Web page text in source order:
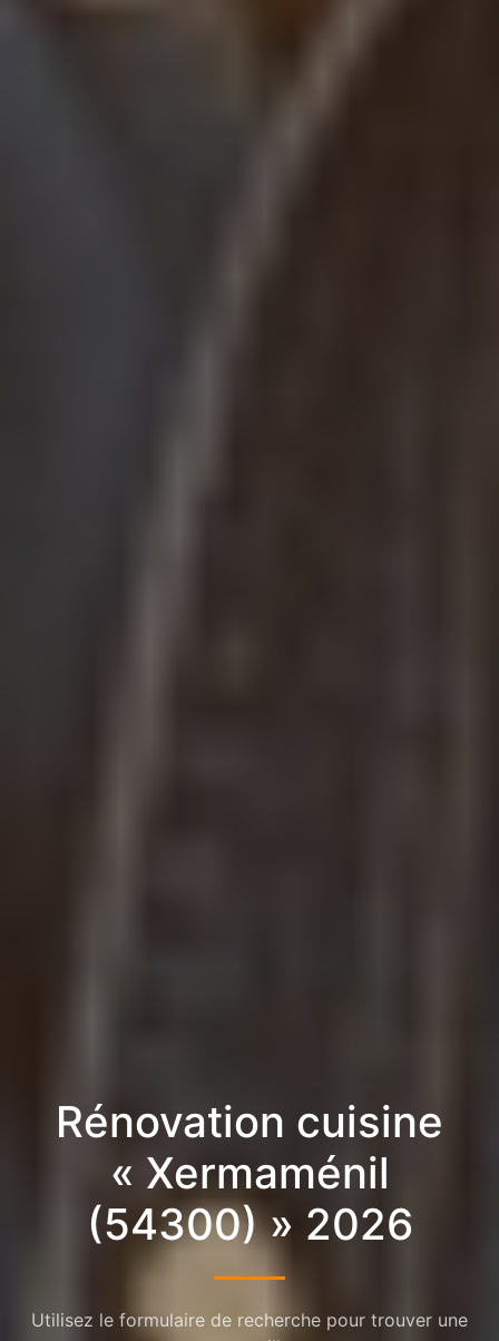
Rénovation cuisine
« Xermaménil
(54300) » 2026
Utilisez le formulaire de recherche pour trouver une